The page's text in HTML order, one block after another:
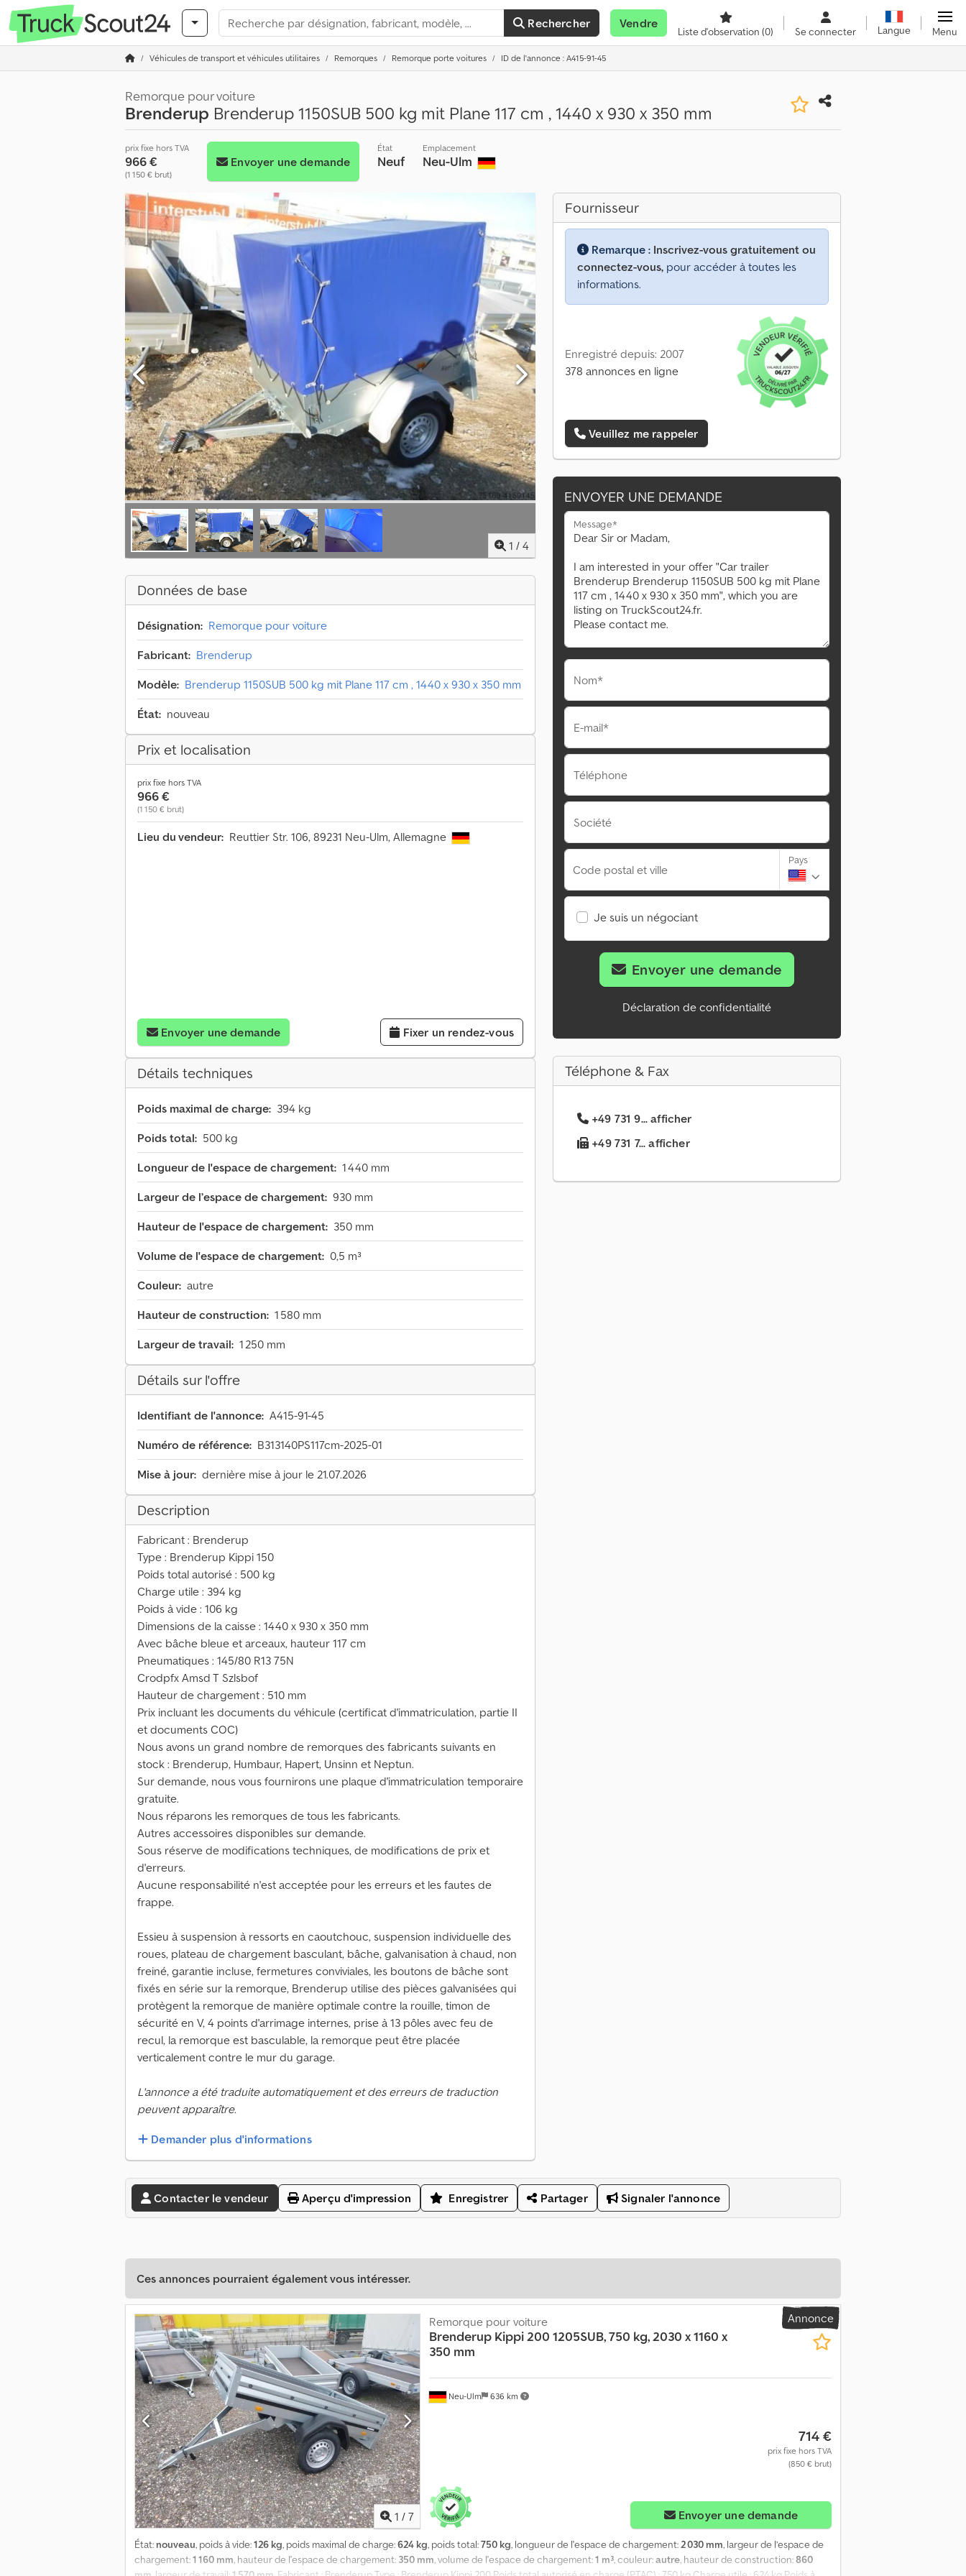
Rechercher Vendre
Liste d'observation (0) Se connecter Langue Menu
Véhicules de transport et véhicules utilitaires Remorques Remorque porte voitures ID de l'annonce : A415-91-45
Remorque pour voiture
Brenderup Brenderup 1150SUB 500 kg mit Plane 117 cm , 1440 x 930 x 350 mm
prix fixe hors TVA
966 €
(1 150 € brut)
Envoyer une demande
État
Neuf
Emplacement
Neu-Ulm
1 / 4
Données de base
Désignation: Remorque pour voiture
Fabricant: Brenderup
Modèle: Brenderup 1150SUB 500 kg mit Plane 117 cm , 1440 x 930 x 350 mm
État: nouveau
Prix et localisation
prix fixe hors TVA
966 €
(1 150 € brut)
Lieu du vendeur: Reuttier Str. 106, 89231 Neu-Ulm, Allemagne
Envoyer une demande Fixer un rendez-vous
Détails techniques
Poids maximal de charge: 394 kg
Poids total: 500 kg
Longueur de l'espace de chargement: 1 440 mm
Largeur de l’espace de chargement: 930 mm
Hauteur de l'espace de chargement: 350 mm
Volume de l'espace de chargement: 0,5 m³
Couleur: autre
Hauteur de construction: 1 580 mm
Largeur de travail: 1 250 mm
Détails sur l'offre
Identifiant de l'annonce: A415-91-45
Numéro de référence: B313140PS117cm-2025-01
Mise à jour: dernière mise à jour le 21.07.2026
Description
Fabricant : Brenderup
Type : Brenderup Kippi 150
Poids total autorisé : 500 kg
Charge utile : 394 kg
Poids à vide : 106 kg
Dimensions de la caisse : 1440 x 930 x 350 mm
Avec bâche bleue et arceaux, hauteur 117 cm
Pneumatiques : 145/80 R13 75N
Crodpfx Amsd T Szlsbof
Hauteur de chargement : 510 mm
Prix incluant les documents du véhicule (certificat d'immatriculation, partie II
et documents COC)
Nous avons un grand nombre de remorques des fabricants suivants en
stock : Brenderup, Humbaur, Hapert, Unsinn et Neptun.
Sur demande, nous vous fournirons une plaque d'immatriculation temporaire
gratuite.
Nous réparons les remorques de tous les fabricants.
Autres accessoires disponibles sur demande.
Sous réserve de modifications techniques, de modifications de prix et
d'erreurs.
Aucune responsabilité n'est acceptée pour les erreurs et les fautes de
frappe.
Essieu à suspension à ressorts en caoutchouc, suspension individuelle des
roues, plateau de chargement basculant, bâche, galvanisation à chaud, non
freiné, garantie incluse, fermetures conviviales, les boutons de bâche sont
fixés en série sur la remorque, Brenderup utilise des pièces galvanisées qui
protègent la remorque de manière optimale contre la rouille, timon de
sécurité en V, 4 points d'arrimage internes, prise à 13 pôles avec feu de
recul, la remorque est basculable, la remorque peut être placée
verticalement contre le mur du garage.
L'annonce a été traduite automatiquement et des erreurs de traduction
peuvent apparaître.
Demander plus d'informations
Fournisseur
Remarque : Inscrivez-vous gratuitement ou
connectez-vous, pour accéder à toutes les
informations.
Enregistré depuis: 2007
378 annonces en ligne
Veuillez me rappeler
ENVOYER UNE DEMANDE
Message*
Nom*
E-mail*
Téléphone
Société
Code postal et ville
Pays
Je suis un négociant
Envoyer une demande
Déclaration de confidentialité
Téléphone & Fax
+49 731 9... afficher
+49 731 7... afficher
Contacter le vendeur Aperçu d'impression Enregistrer Partager Signaler l'annonce
Ces annonces pourraient également vous intéresser.
Annonce
1 / 7
Neu-Ulm 636 km
Remorque pour voiture
Brenderup Kippi 200 1205SUB, 750 kg, 2030 x 1160 x
350 mm
714 €
prix fixe hors TVA
(850 € brut)
Envoyer une demande
État: nouveau, poids à vide:126 kg, poids maximal de charge:624 kg, poids total:750 kg, longueur de l'espace de chargement:2 030 mm, largeur de l’espace de
chargement:1 160 mm, hauteur de l'espace de chargement: 350 mm, volume de l'espace de chargement:1 m³, couleur:autre, hauteur de construction:860